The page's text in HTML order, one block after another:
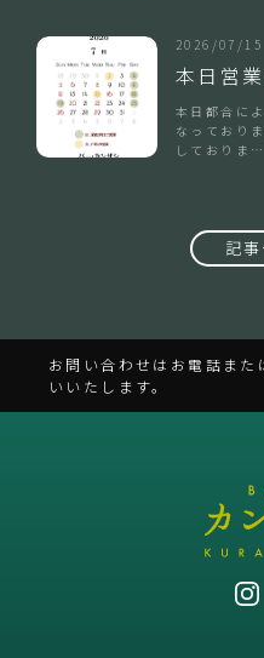
2026/07/15
本日営業
本日都合に
なっており
しておりま…
記
お問い合わせはお電話ま
いいたします。